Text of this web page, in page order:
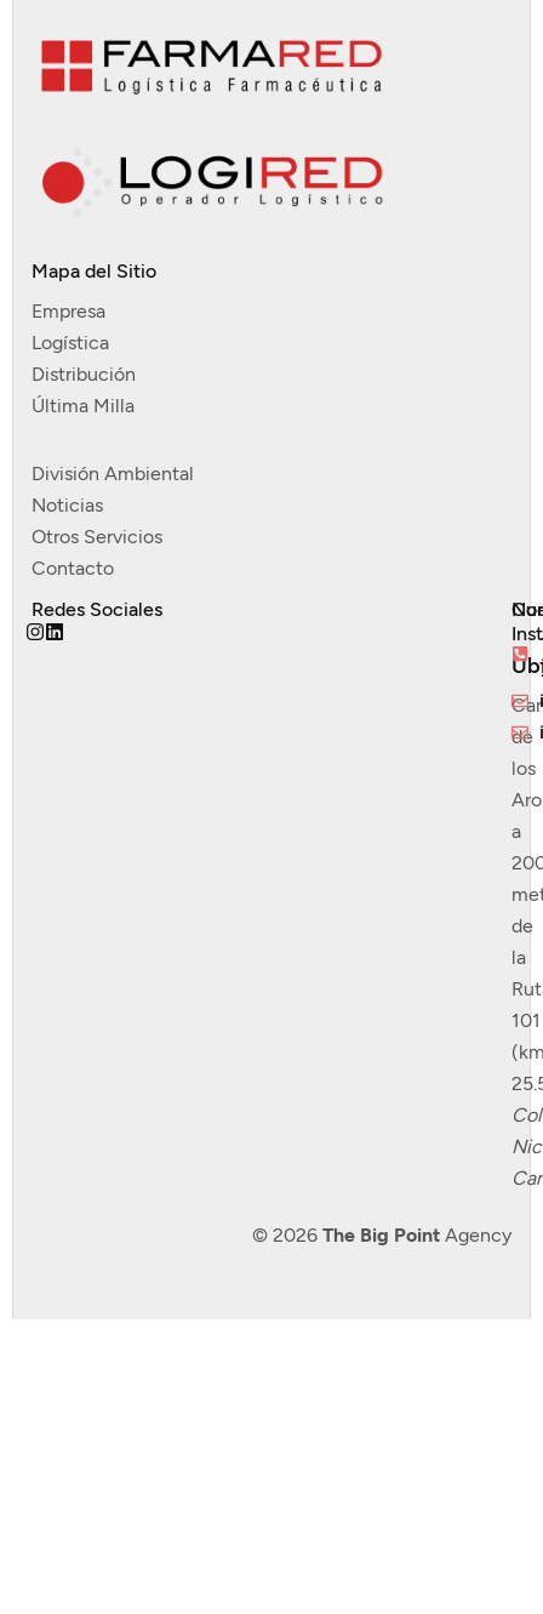
Mapa del Sitio
Empresa
Logística
Distribución
Última Milla
División Ambiental
Noticias
Otros Servicios
Contacto
Redes Sociales
de
los
a
de
la
101
© 2026 The Big Point Agency